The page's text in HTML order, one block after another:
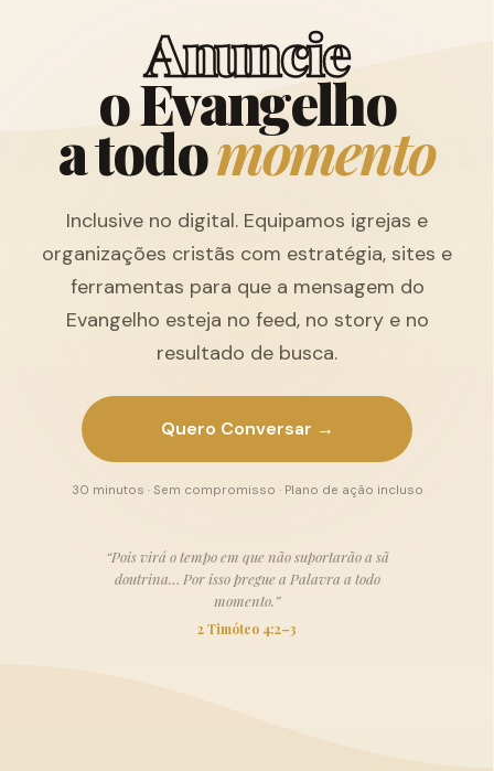
Anuncie
oEvangelho
atodomomento
Inclusive no digital. Equipamos igrejas e
organizações cristãs com estratégia, sites e
ferramentas para que a mensagem do
Evangelho esteja no feed, no story e no
resultado de busca.
Quero Conversar →
30 minutos · Sem compromisso · Plano de ação incluso
“Pois virá o tempo em que não suportarão a sã
doutrina… Por isso pregue a Palavra a todo
momento.”
2 Timóteo 4:2–3